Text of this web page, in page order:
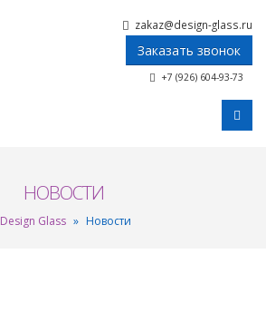
zakaz@design-glass.ru
Заказать звонок
+7 (926) 604-93-73
НОВОСТИ
Design Glass » Новости